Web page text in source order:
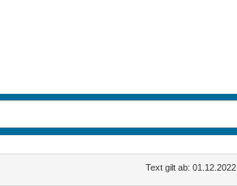
Text gilt ab: 01.12.2022